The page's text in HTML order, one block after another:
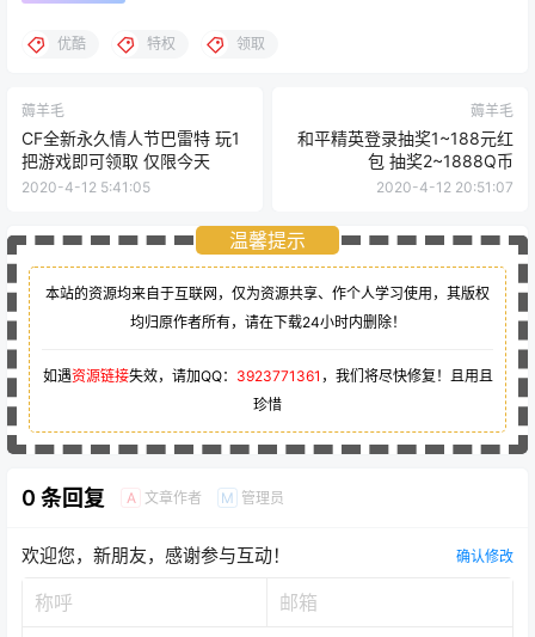
优酷 特权 领取
薅羊毛
CF全新永久情人节巴雷特 玩1
把游戏即可领取 仅限今天
2020-4-12 5:41:05
薅羊毛
和平精英登录抽奖1~188元红
包 抽奖2~1888Q币
2020-4-12 20:51:07
温馨提示
本站的资源均来自于互联网，仅为资源共享、作个人学习使用，其版权
均归原作者所有，请在下载24小时内删除！
如遇资源链接失效，请加QQ： 3923771361 ，我们将尽快修复！且用且
珍惜
0 条回复 A 文章作者 M 管理员
欢迎您，新朋友，感谢参与互动！ 确认修改